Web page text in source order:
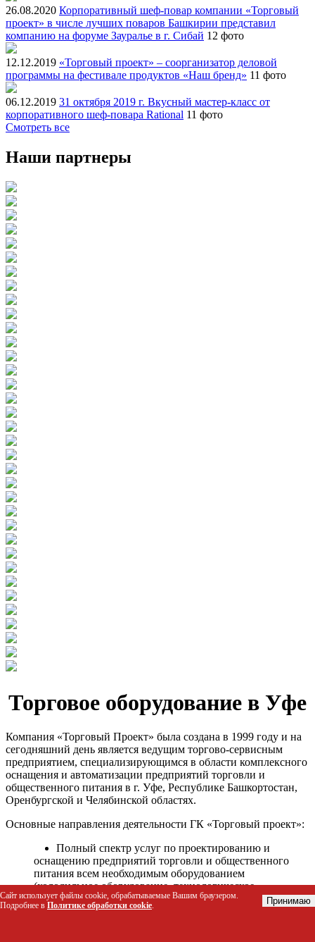
26.08.2020 Корпоративный шеф-повар компании «Торговый
проект» в числе лучших поваров Башкирии представил
компанию на форуме Зауралье в г. Сибай 12 фото
12.12.2019 «Торговый проект» – соорганизатор деловой
программы на фестивале продуктов «Наш бренд» 11 фото
06.12.2019 31 октября 2019 г. Вкусный мастер-класс от
корпоративного шеф-повара Rational 11 фото
Смотреть все
Наши партнеры
Торговое оборудование в Уфе
Компания «Торговый Проект» была создана в 1999 году и на
сегодняшний день является ведущим торгово-сервисным
предприятием, специализирующимся в области комплексного
оснащения и автоматизации предприятий торговли и
общественного питания в г. Уфе, Республике Башкортостан,
Оренбургской и Челябинской областях.
Основные направления деятельности ГК «Торговый проект»:
Полный спектр услуг по проектированию и
оснащению предприятий торговли и общественного
питания всем необходимым оборудованием
(холодильное оборудование, технологическое
оборудование, стеллажное оборудование и т.д.);
Автоматизация торговых процессов и внедрения
Сайт использует файлы cookie, обрабатываемые Вашим браузером.
Подробнее в Политике обработки cookie. Принимаю